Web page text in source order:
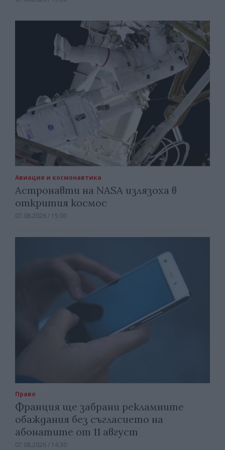
Авиация и космонавтика
Астронавти на NASA излязоха в
открития космос
07.08.2026 / 15:00
Право
Франция ще забрани рекламните
обаждания без съгласието на
абонатите от 11 август
07.08.2026 / 14:30